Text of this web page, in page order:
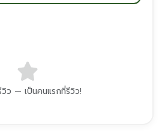
วิว — เป็นคนแรกที่รีวิว!